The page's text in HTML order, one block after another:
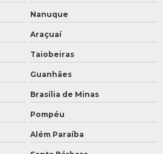
Nanuque
Araçuaí
Taiobeiras
Guanhães
Brasília de Minas
Pompéu
Além Paraíba